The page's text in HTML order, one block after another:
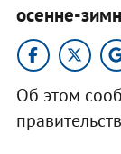
осенне-
Об этом